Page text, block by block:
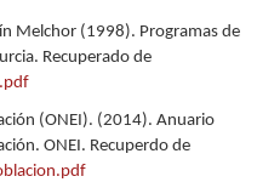
Melchor (1998). Programas de
Recuperado de
(ONEI). (2014). Anuario
ONEI. Recuperdo de